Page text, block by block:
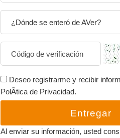
¿Dónde se enteró de AVer?
Deseo registrarme y recibir
PolÃtica de Privacidad.
Entregar
Al enviar su información, usted